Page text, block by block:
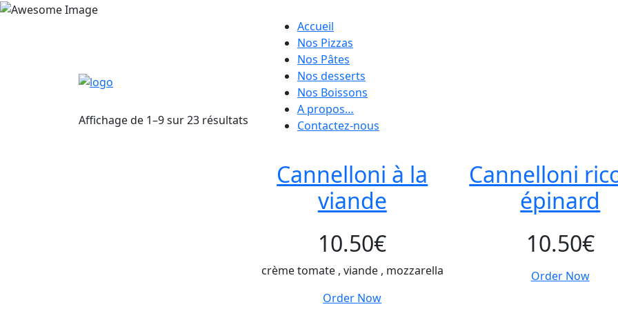
Accueil
Nos Pizzas
Nos Pâtes
Nos desserts
Nos Boissons
A propos…
Contactez-nous
Affichage de 1–9 sur 23 résultats
Cannelloni à la
viande
10.50€
crème tomate , viande , mozzarella
Order Now
Cannelloni
épinard
10.50€
Order Now